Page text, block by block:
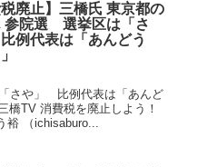
税廃止】三橋氏 東京都の
参院選 選挙区は「さ
例代表は「あんどう
さや」 比例代表は「あんど
TV 消費税を廃止しよう！
（ichisaburo...